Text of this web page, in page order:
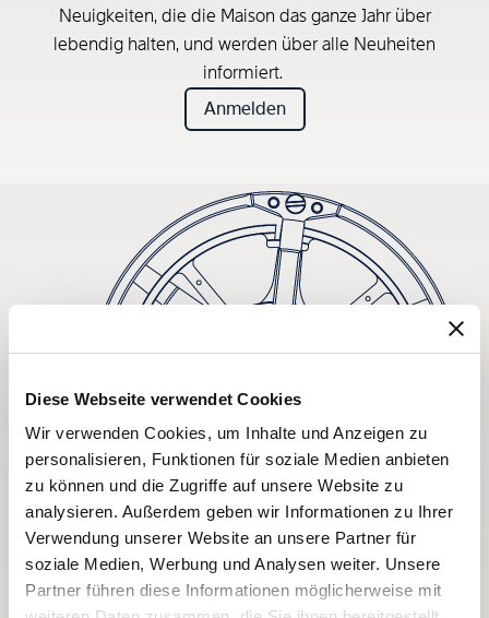
Diese Webseite verwendet Cookies
Wir verwenden Cookies, um Inhalte und Anzeigen zu
personalisieren, Funktionen für soziale Medien anbieten
zu können und die Zugriffe auf unsere Website zu
analysieren. Außerdem geben wir Informationen zu Ihrer
Verwendung unserer Website an unsere Partner für
soziale Medien, Werbung und Analysen weiter. Unsere
Partner führen diese Informationen möglicherweise mit
Neuigkeiten, die die Maison das ganze Jahr über
lebendig halten, und werden über alle Neuheiten
informiert.
Anmelden